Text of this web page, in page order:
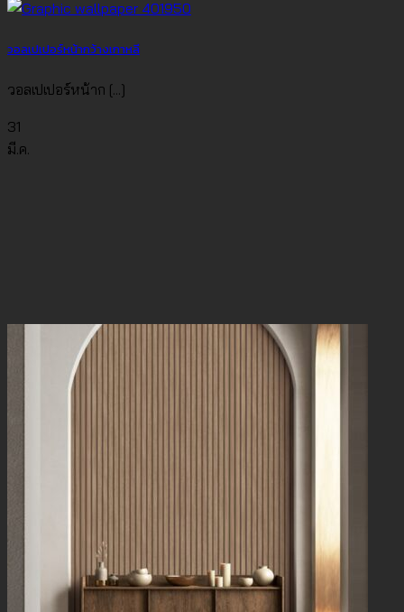
วอลเปเปอร์หน้ากว้างเกาหลี
วอลเปเปอร์หน้าก [...]
31
มี.ค.